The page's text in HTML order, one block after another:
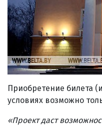
Приобретение билета
условиях возможно
«Проект даст